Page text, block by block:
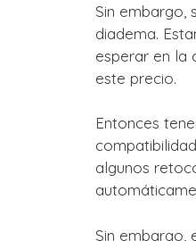
Sin embargo,
diadema.
esperar en la
este precio.
Entonces
algunos
Sin embargo,